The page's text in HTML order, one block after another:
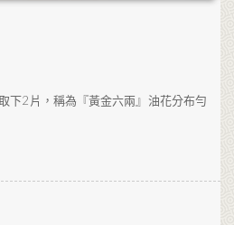
下2片，稱為『黃金六兩』油花分布勻